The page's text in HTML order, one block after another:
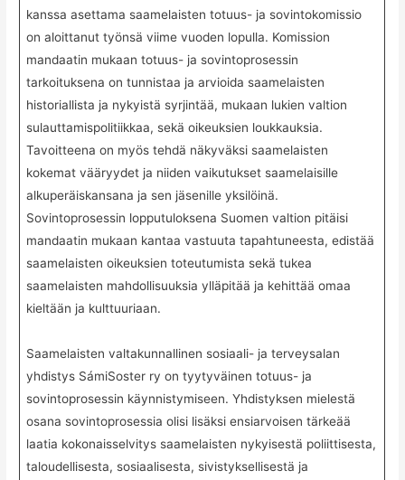
kanssa asettama saamelaisten totuus- ja sovintokomissio
on aloittanut työnsä viime vuoden lopulla. Komission
mandaatin mukaan totuus- ja sovintoprosessin
tarkoituksena on tunnistaa ja arvioida saamelaisten
historiallista ja nykyistä syrjintää, mukaan lukien valtion
sulauttamispolitiikkaa, sekä oikeuksien loukkauksia.
Tavoitteena on myös tehdä näkyväksi saamelaisten
kokemat vääryydet ja niiden vaikutukset saamelaisille
alkuperäiskansana ja sen jäsenille yksilöinä.
Sovintoprosessin lopputuloksena Suomen valtion pitäisi
mandaatin mukaan kantaa vastuuta tapahtuneesta, edistää
saamelaisten oikeuksien toteutumista sekä tukea
saamelaisten mahdollisuuksia ylläpitää ja kehittää omaa
kieltään ja kulttuuriaan.
Saamelaisten valtakunnallinen sosiaali- ja terveysalan
yhdistys SámiSoster ry on tyytyväinen totuus- ja
sovintoprosessin käynnistymiseen. Yhdistyksen mielestä
osana sovintoprosessia olisi lisäksi ensiarvoisen tärkeää
laatia kokonaisselvitys saamelaisten nykyisestä poliittisesta,
taloudellisesta, sosiaalisesta, sivistyksellisestä ja